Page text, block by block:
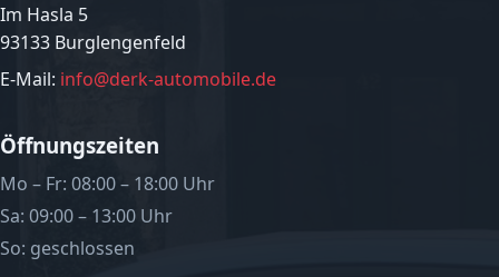
Im Hasla 5
93133 Burglengenfeld
E-Mail: info@derk-automobile.de
Öffnungszeiten
Mo – Fr: 08:00 – 18:00 Uhr
Sa: 09:00 – 13:00 Uhr
So: geschlossen